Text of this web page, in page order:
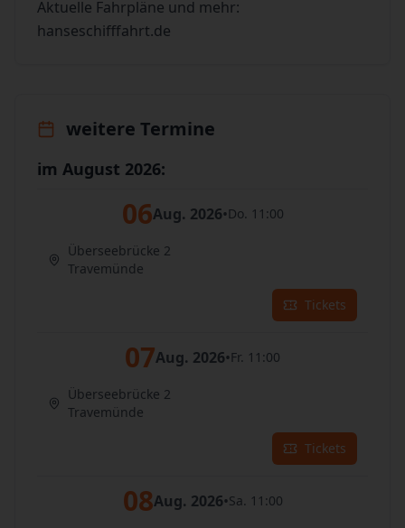
Aktuelle Fahrpläne und mehr:
hanseschifffahrt.de
weitere Termine
im August 2026:
06Aug. 2026•Do. 11:00
Überseebrücke 2
Travemünde
Tickets
07Aug. 2026•Fr. 11:00
Überseebrücke 2
Travemünde
Tickets
08Aug. 2026•Sa. 11:00